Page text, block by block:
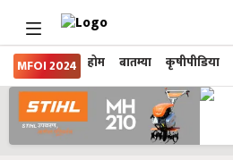
MFOI 2024 होम बातम्या कृषीपीडिया